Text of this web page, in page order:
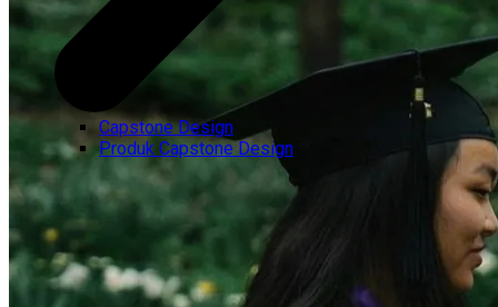
Capstone Design
Produk Capstone Design